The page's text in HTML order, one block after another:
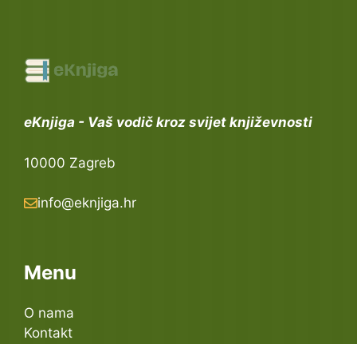
eKnjiga - Vaš vodič kroz svijet književnosti
10000 Zagreb
info@eknjiga.hr
Menu
O nama
Kontakt